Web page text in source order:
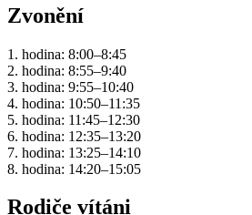
Zvonění
1. hodina: 8:00–8:45
2. hodina: 8:55–9:40
3. hodina: 9:55–10:40
4. hodina: 10:50–11:35
5. hodina: 11:45–12:30
6. hodina: 12:35–13:20
7. hodina: 13:25–14:10
8. hodina: 14:20–15:05
Rodiče vítáni